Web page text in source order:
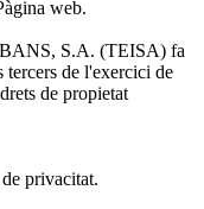
web.
S.A. (TEISA) fa
tercers de l'exercici de
de propietat
privacitat.